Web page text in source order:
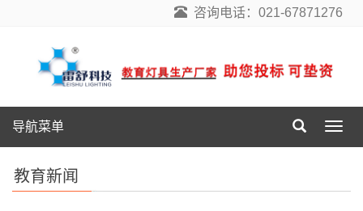
咨询电话：021-67871276
导
航
导航菜单
教育新闻